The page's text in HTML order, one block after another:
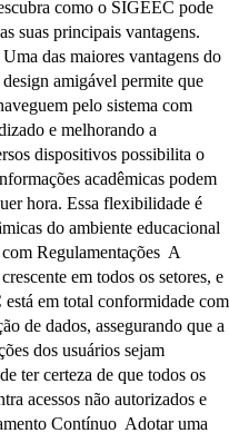
como o SIGEEC pode
suas principais vantagens.
das maiores vantagens do
amigável permite que
pelo sistema com
e melhorando a
dispositivos possibilita o
acadêmicas podem
hora. Essa flexibilidade é
do ambiente educacional
Regulamentações A
em todos os setores, e
em total conformidade com
de dados, assegurando que a
dos usuários sejam
ter certeza de que todos os
acessos não autorizados e
Contínuo Adotar uma